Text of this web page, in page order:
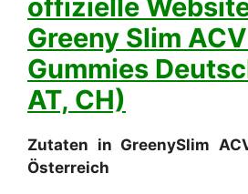
offizielle
Greeny Slim
Gummies
AT, CH)
Zutaten in GreenySlim
Österreich